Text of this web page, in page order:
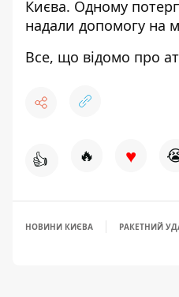
Києва. Одному
надали допомогу на
Все, що відомо про
👍 🔥 ♥
НОВИНИ КИЄВА РАКЕТНИЙ